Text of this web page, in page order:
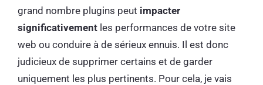
grand nombre plugins peut impacter
significativement les performances de votre site
web ou conduire à de sérieux ennuis. Il est donc
judicieux de supprimer certains et de garder
uniquement les plus pertinents. Pour cela, je vais